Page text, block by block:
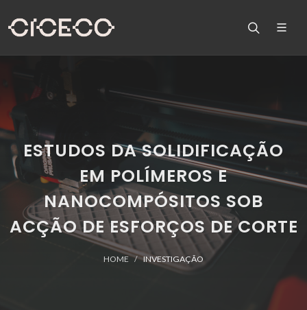
ESTUDOS DA SOLIDIFICAÇÃO
EM POLÍMEROS E
NANOCOMPÓSITOS SOB
ACÇÃO DE ESFORÇOS DE CORTE
HOME INVESTIGAÇÃO